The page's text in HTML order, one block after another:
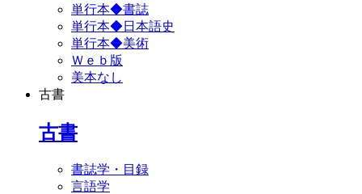
単行本◆書誌
単行本◆日本語史
単行本◆美術
Ｗｅｂ版
美本なし
古書
古書
書誌学・目録
言語学